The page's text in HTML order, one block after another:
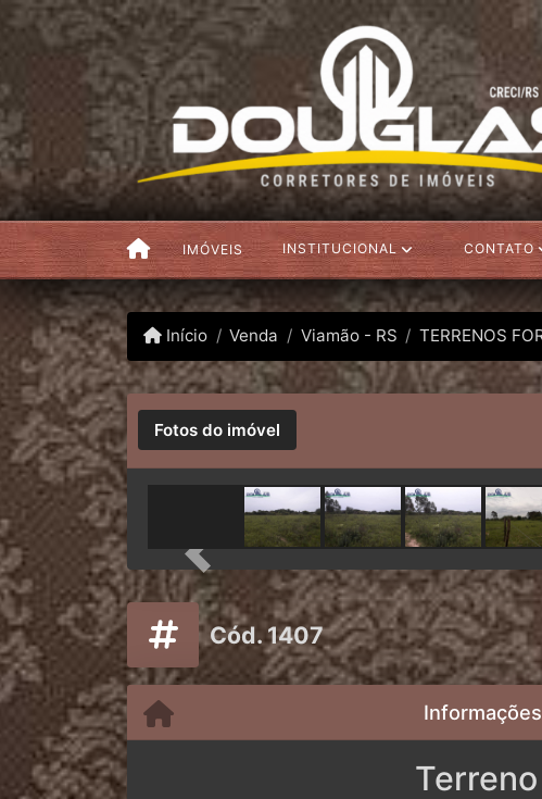
IMÓVEIS INSTITUCIONAL CONTATO
Início Venda Viamão - RS TERRENOS
Fotos do imóvel
Previous
Cód. 1407